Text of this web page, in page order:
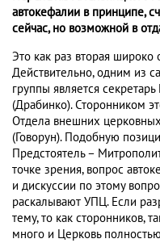
автокефалии в принципе,
сейчас, но возможной в
Это как раз вторая
Действительно, одним из
группы является
(Драбинко). Сторонником
Отдела внешних
(Говорун). Подобную
Предстоятель –
точке зрения, вопрос
и дискуссии по этому
раскалывают УПЦ. Если
тему, то как сторонников,
много и Церковь